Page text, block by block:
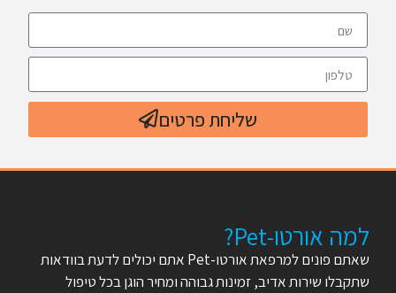
שליחת פרטים
למה אורטו-Pet?
שאתם פונים למרפאת אורטו-Pet אתם יכולים לדעת בוודאות
שתקבלו שירות אדיב, זמינות גבוהה ומחיר הוגן בכל טיפול